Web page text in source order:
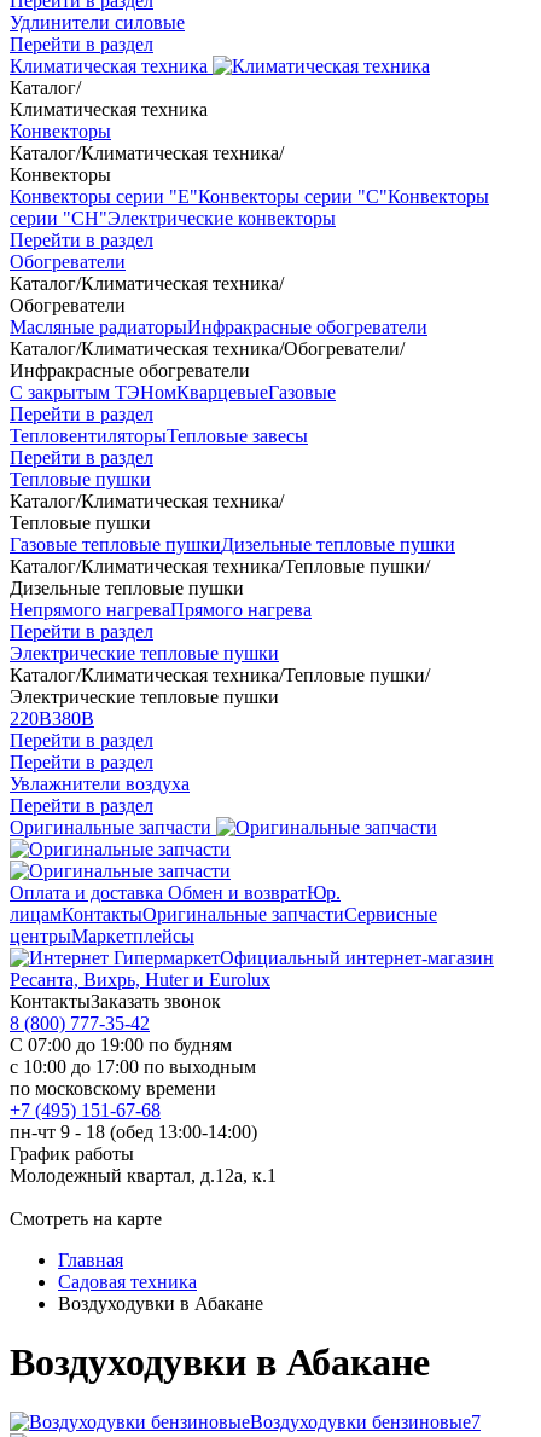
Удлинители силовые
Перейти в раздел
Климатическая техника
Каталог/
Климатическая техника
Конвекторы
Каталог/Климатическая техника/
Конвекторы
Конвекторы серии "Е"Конвекторы серии "С"Конвекторы
серии "СН"Электрические конвекторы
Перейти в раздел
Обогреватели
Каталог/Климатическая техника/
Обогреватели
Масляные радиаторыИнфракрасные обогреватели
Каталог/Климатическая техника/Обогреватели/
Инфракрасные обогреватели
С закрытым ТЭНомКварцевыеГазовые
Перейти в раздел
ТепловентиляторыТепловые завесы
Перейти в раздел
Тепловые пушки
Каталог/Климатическая техника/
Тепловые пушки
Газовые тепловые пушкиДизельные тепловые пушки
Каталог/Климатическая техника/Тепловые пушки/
Дизельные тепловые пушки
Непрямого нагреваПрямого нагрева
Перейти в раздел
Электрические тепловые пушки
Каталог/Климатическая техника/Тепловые пушки/
Электрические тепловые пушки
220В380В
Перейти в раздел
Перейти в раздел
Увлажнители воздуха
Перейти в раздел
Оригинальные запчасти
Оплата и доставка Обмен и возвратЮр.
лицамКонтактыОригинальные запчастиСервисные
центрыМаркетплейсы
Официальный интернет-магазин
Ресанта, Вихрь, Huter и Eurolux
КонтактыЗаказать звонок
8 (800) 777-35-42
С 07:00 до 19:00 по будням
с 10:00 до 17:00 по выходным
по московскому времени
+7 (495) 151-67-68
пн-чт 9 - 18 (обед 13:00-14:00)
График работы
Молодежный квартал, д.12а, к.1
Смотреть на карте
Главная
Садовая техника
Воздуходувки в Абакане
Воздуходувки в Абакане
Воздуходувки бензиновые7